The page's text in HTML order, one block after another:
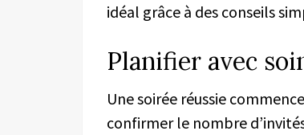
idéal grâce à des conseils
Planifier avec
Une soirée réussie
confirmer le nombre